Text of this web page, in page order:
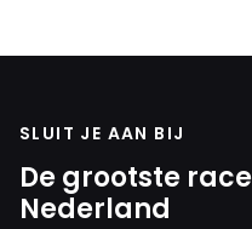
Zak zal toch met Norris
eerste bocht niet no
SLUIT JE AAN BIJ
De grootste
Nederland